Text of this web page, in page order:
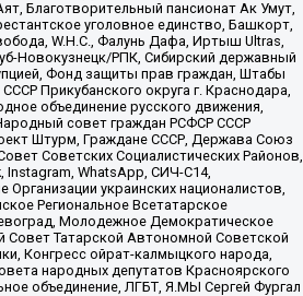
Благотворительный пансионат Ак Умут,
уголовное единство, Башкорт,
W.H.С., Фалунь Дафа, Иртыш Ultras,
Новокузнецк/РПК, Сибирский державный
Фонд защиты прав граждан, Штабы
Прикубанского округа г. Краснодара,
объединение русского движения,
совет граждан РСФСР СССР
Штурм, Граждане СССР, Держава Союз
Советских Социалистических Районов,
Instagram, WhatsApp, СИЧ-С14,
украинских националистов,
Региональное Всетатарское
Молодежное Демократическое
Совет Татарской Автономной Советской
Конгресс ойрат-калмыцкого народа,
народных депутатов Красноярского
объединение, ЛГБТ, Я.МЫ Сергей Фургал